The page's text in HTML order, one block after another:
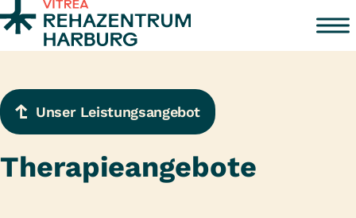
Zum Inhalt springen
Unser Leistungsangebot
Therapieangebote